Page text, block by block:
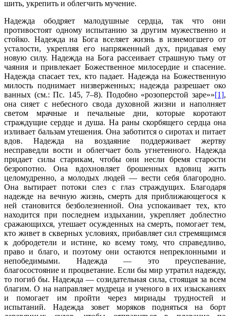
шить, укрепить и облегчить мучение.
Надежда ободряет малодушные сердца, так что они
противостоят одному испытанию за другим мужественно и
стойко. Надежда на Бога вселяет жизнь в изнемогшего от
усталости, укрепляя его напряженный дух, придавая ему
новую силу. Надежда на Бога рассеивает страшную тьму от
чаяния и привлекает Божественное милосердие и спасение.
Надежда спасает тех, кто падает. Надежда на Божественную
милость поднимает низверженных; надежда разрешает око
ванных (см.: Пс. 145, 7–8). Подобно «розоперстой заре»»[1],
она сияет с небесного свода духовной жизни и наполняет
светом мрачные и печальные дни, которые коротают
страждущие сердце и душа. На раны скорбящего сердца она
изливает бальзам утешения. Она заботится о сиротах и питает
вдов. Надежда на воздаяние поддерживает жертву
несправедли вости и облегчает боль угнетенного. Надежда
придает силы старикам, чтобы они несли бремя старости
безропотно. Она вдохновляет брошенных вдовиц жить
целомудренно, а молодых людей — вести себя благородно.
Она вытирает потоки слез с глаз страждущих. Благодаря
надежде на вечную жизнь, смерть для приближающегося к
ней становится безболезненной. Она успокаивает тех, кто
находится при последнем издыхании, укрепляет доблестно
сражающихся, утешает осужденных на смерть, помогает тем,
кто живет в скверных условиях, прибавляет сил стремящимся
к добродетели и истине, ко всему тому, что справедливо,
право и благо, и поэтому они остаются непреклонными и
непобедимыми. Надежда — это преуспевание,
благосостояние и процветание. Если бы мир утратил надежду,
то погиб бы. Надежда — созидательная сила, стоящая за всем
благим. О на направляет мудреца и ученого в их изысканиях
и помогает им пройти через мириады трудностей и
испытаний. Надежда зовет моряков подняться на борт